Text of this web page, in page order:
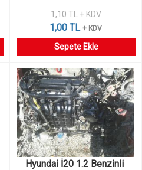
1,10 TL + KDV
1,00 TL + KDV
Sepete Ekle
Hyundai İ20 1.2 Benzinli